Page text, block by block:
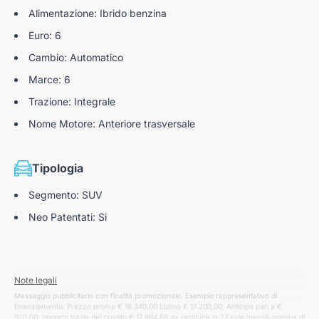
Alimentazione: Ibrido benzina
Euro: 6
Cambio: Automatico
Marce: 6
Trazione: Integrale
Nome Motore: Anteriore trasversale
Tipologia
Segmento: SUV
Neo Patentati: Si
Note legali
Messaggio pubblicitario con finalità promozionale. Esempio rappresentativo di
finanziamento: Prezzo promo € 16.340,00 Listino € 17.200,00; Anticipo pari a €
820,00. Importo totale del credito € 17.994,69 da restituire in 72 rate mensili ognuna di